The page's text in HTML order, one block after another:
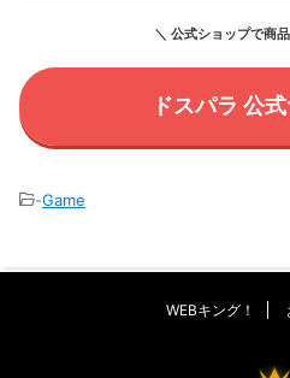
＼ 公式ショップで商
ドスパラ 公
-Game
WEBキング！